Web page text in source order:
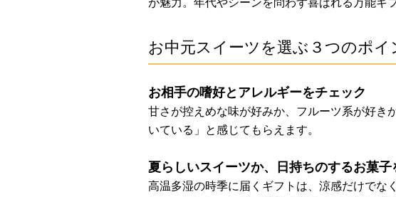
が魅力。年代やシーンを問わず喜ばれる万能ギ
お中元スイーツを選ぶ３つのポイ
お相手の嗜好とアレルギーをチェック
甘さが控えめな味が好みか、フルーツ系が好き
いている」と感じてもらえます。
夏らしいスイーツか、日持ちのするお菓子
高温多湿の時季に届くギフトは、涼感だけでな